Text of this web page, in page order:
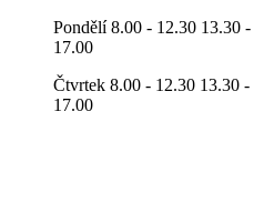
Pondělí 8.00 - 12.30 13.30 -
17.00
Čtvrtek 8.00 - 12.30 13.30 -
17.00